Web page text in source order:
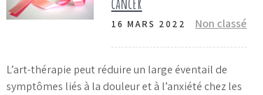
16 MARS 2022 Non classé
L’art-thérapie peut réduire un large éventail de
symptômes liés à la douleur et à l’anxiété chez les